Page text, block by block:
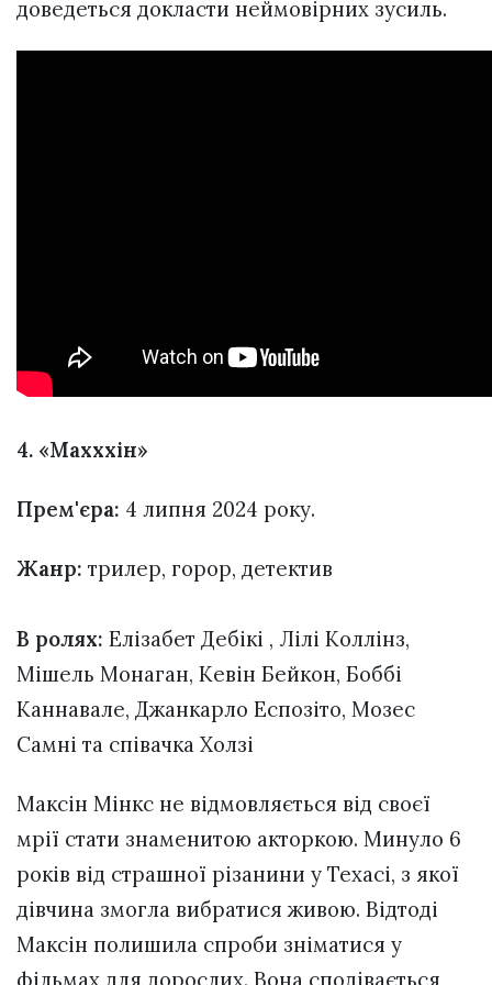
доведеться докласти неймовірних зусиль.
4. «Махххін»
Прем'єра: 4 липня 2024 року.
Жанр: трилер, горор, детектив
В ролях: Елізабет Дебікі , Лілі Коллінз,
Мішель Монаган, Кевін Бейкон, Боббі
Каннавале, Джанкарло Еспозіто, Мозес
Самні та співачка Холзі
Максін Мінкс не відмовляється від своєї
мрії стати знаменитою акторкою. Минуло 6
років від страшної різанини у Техасі, з якої
дівчина змогла вибратися живою. Відтоді
Максін полишила спроби зніматися у
фільмах для дорослих. Вона сподівається,